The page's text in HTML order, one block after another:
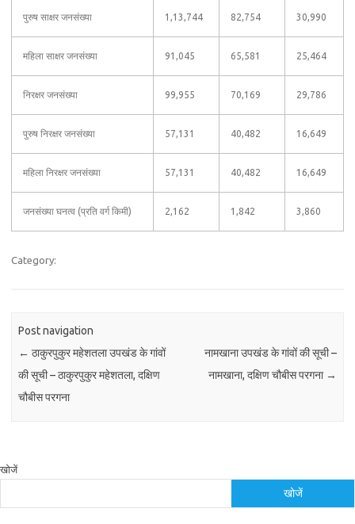
पुरुष साक्षर जनसंख्या 1,13,744 82,754 30,990
महिला साक्षर जनसंख्या 91,045 65,581 25,464
निरक्षर जनसंख्या 99,955 70,169 29,786
पुरुष निरक्षर जनसंख्या 57,131 40,482 16,649
महिला निरक्षर जनसंख्या 57,131 40,482 16,649
जनसंख्या घनत्व (प्रति वर्ग किमी) 2,162 1,842 3,860
Category:
Post navigation
← ठाकुरपुकुर महेशतला उपखंड के गांवों
की सूची – ठाकुरपुकुर महेशतला, दक्षिण
चौबीस परगना
नामखाना उपखंड के गांवों की सूची –
नामखाना, दक्षिण चौबीस परगना →
खोजें
खोजें